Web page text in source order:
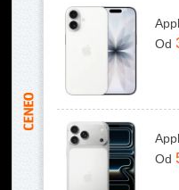
Od
Od